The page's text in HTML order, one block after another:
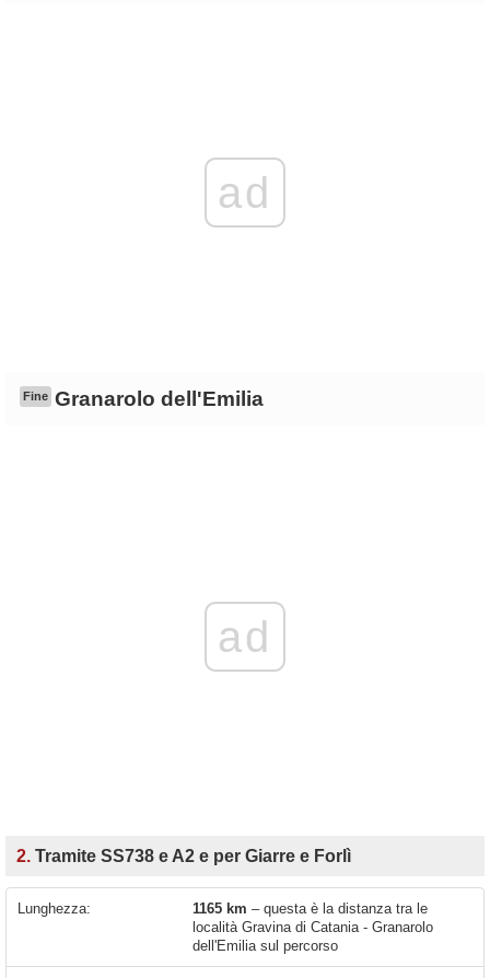
ad
Fine Granarolo dell'Emilia
ad
2. Tramite SS738 e A2 e per Giarre e Forlì
Lunghezza: 1165 km – questa è la distanza tra le
località Gravina di Catania - Granarolo
dell'Emilia sul percorso